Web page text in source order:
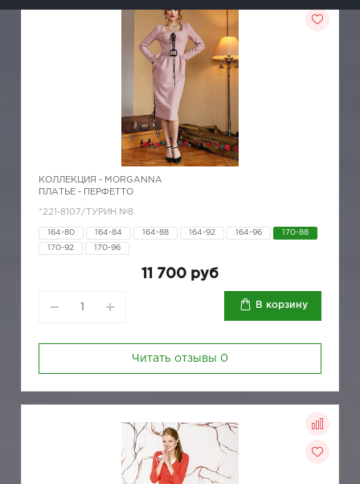
КОЛЛЕКЦИЯ - MORGANNA
ПЛАТЬЕ - ПЕРФЕТТО
*221-8107/ТУРИН №8
164-80 164-84 164-88 164-92 164-96 170-88
170-92 170-96
11 700 руб
В корзину
Читать отзывы 0